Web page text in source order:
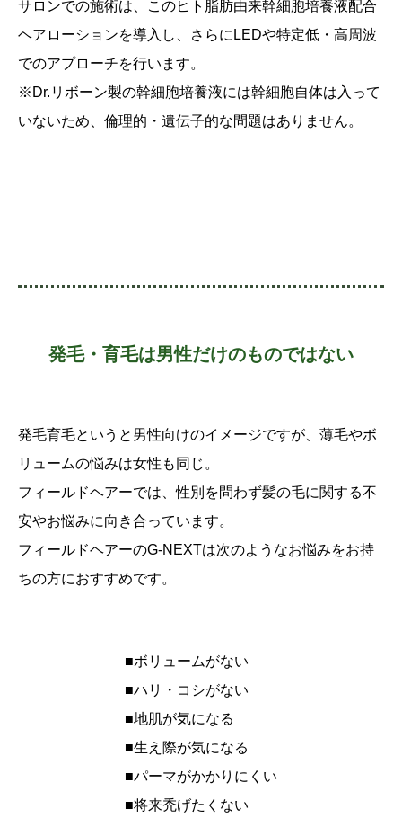
サロンでの施術は、このヒト脂肪由来幹細胞培養液配合
ヘアローションを導入し、
さらにLEDや特定低・高周波
でのアプローチを行います。
※Dr.リボーン製の幹細胞培養液には幹細胞自体は入って
いないため、倫理的・遺伝子的な問題はありません。
発毛・育毛は男性だけのものではない
発毛育毛というと男性向けのイメージですが、薄毛やボ
リュームの悩みは女性も同じ。
フィールドヘアーでは、性別を問わず髪の毛に関する不
安やお悩みに向き合っています。
フィールドヘアーのG-NEXTは次のようなお悩みをお持
ちの方におすすめです。
■ボリュームがない
■ハリ・コシがない
■地肌が気になる
■生え際が気になる
■パーマがかかりにくい
■将来禿げたくない